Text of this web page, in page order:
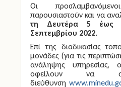
Οι
παρουσιαστούν και να
τη Δευτέρα 5 έως
Σεπτεμβρίου 2022.
Επί της διαδικασίας
μονάδες (για τις
ανάληψης υπηρεσίας,
οφείλουν να
διεύθυνση